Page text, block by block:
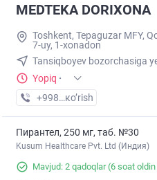
MEDTEKA DORIXONA
Toshkent, Tepaguzar MFY,
7-uy, 1-xonadon
Tansiqboyev bozorchasiga
Yopiq ·
+998 (77) XXX-XX-XX
кo’rish
Пирантел, 250 мг, таб. №30
Kusum Healthcare Pvt. Ltd (Индия)
Mavjud: 2 qadoqlar(6 soat oldin